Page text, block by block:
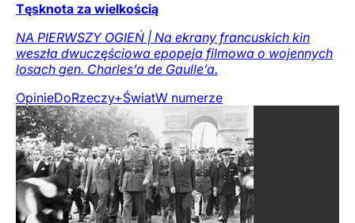
Tęsknota za wielkością
NA PIERWSZY OGIEŃ | Na ekrany francuskich kin
weszła dwuczęściowa epopeja filmowa o wojennych
losach gen. Charles’a de Gaulle’a.
OpinieDoRzeczy+ŚwiatW numerze